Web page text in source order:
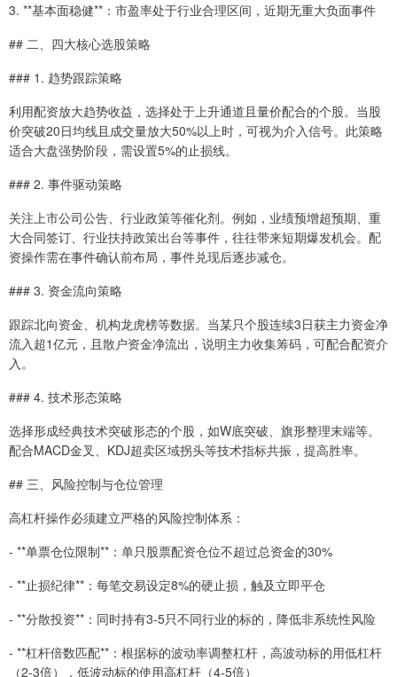
3. **基本面稳健**：市盈率处于行业合理区间，近期无重大负面事件
## 二、四大核心选股策略
### 1. 趋势跟踪策略
利用配资放大趋势收益，选择处于上升通道且量价配合的个股。当股
价突破20日均线且成交量放大50%以上时，可视为介入信号。此策略
适合大盘强势阶段，需设置5%的止损线。
### 2. 事件驱动策略
关注上市公司公告、行业政策等催化剂。例如，业绩预增超预期、重
大合同签订、行业扶持政策出台等事件，往往带来短期爆发机会。配
资操作需在事件确认前布局，事件兑现后逐步减仓。
### 3. 资金流向策略
跟踪北向资金、机构龙虎榜等数据。当某只个股连续3日获主力资金净
流入超1亿元，且散户资金净流出，说明主力收集筹码，可配合配资介
入。
### 4. 技术形态策略
选择形成经典技术突破形态的个股，如W底突破、旗形整理末端等。
配合MACD金叉、KDJ超卖区域拐头等技术指标共振，提高胜率。
## 三、风险控制与仓位管理
高杠杆操作必须建立严格的风险控制体系：
- **单票仓位限制**：单只股票配资仓位不超过总资金的30%
- **止损纪律**：每笔交易设定8%的硬止损，触及立即平仓
- **分散投资**：同时持有3-5只不同行业的标的，降低非系统性风险
- **杠杆倍数匹配**：根据标的波动率调整杠杆，高波动标的用低杠杆
（2-3倍），低波动标的使用高杠杆（4-5倍）